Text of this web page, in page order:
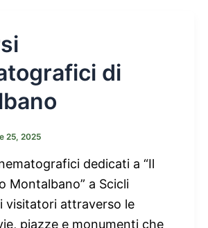
di
25, 2025
dedicati a “Il
Montalbano” a Scicli
visitatori attraverso le
piazze e monumenti che